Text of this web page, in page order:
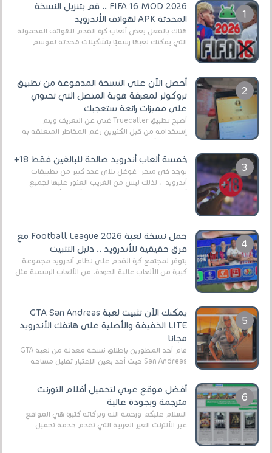
FIFA 16 MOD 2026 .. قم بتنزيل النسخة
المحدثة APK لهواتف الأندرويد
هناك بالفعل بعض ألعاب كرة القدم للهواتف المحمولة
التي يمكنك لعبها رسميًا بتشكيلات مُحدثة لموسم
أحصل الآن على النسخة المدفوعة من تطبيق
تروكولر لمعرفة هوية المتصل التي تحتوي
على مميزات رائعة ستعجبك
أصبح تطبيق Truecaller غني عن التعريف ويتم
إستخدامه من قبل الكثيرين رغم المخاطر المتعلقه به
خمسة ألعاب أندرويد صالحة للبالغين فقط 18+
يوجد في متجر غوغل بلاي عدد كبير من تطبيقات
أندرويد ، لذلك ليس من الغريب العثور عليها لجميع
حمل نسخة لعبة Football League 2026 مع
فرق حقيقية للأندرويد .. دليل التثبيت
يتوفر لمجتمع كرة القدم على نظام أندرويد مجموعة
كبيرة من الألعاب عالية الجودة. من الألعاب الرسمية مثل
يمكنك الآن تثبيت لعبة GTA San Andreas
LITE الخفيفة والأصلية على هاتفك الأندرويد
مجانا
قام أحد المطورين بإطلاق نسخة معدلة من لعبة GTA
San Andreas حيث أخد بعين الإعتبار تقليل مساحة
أفضل موقع عربي لتحميل أفلام التورنت
مترجمة وبجودة عالية
السلام عليكم ورحمة الله وبركاته كثيرة هي المواقع
عبر الأنترنت الغير العربية التي تقدم خدمة تحميل